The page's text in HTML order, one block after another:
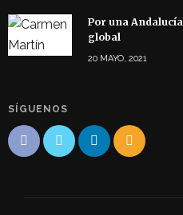
Por una
global
20 MAYO, 2021
SÍGUENOS